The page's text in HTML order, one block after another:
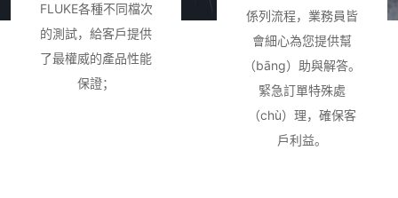
FLUKE各種不同檔次
的測試，給客戶提供
了最權威的產品性能
保證；
係列流程，業務員皆
會細心為您提供幫
（bāng）助與解答。
緊急訂單特殊處
（chù）理，確保客
戶利益。